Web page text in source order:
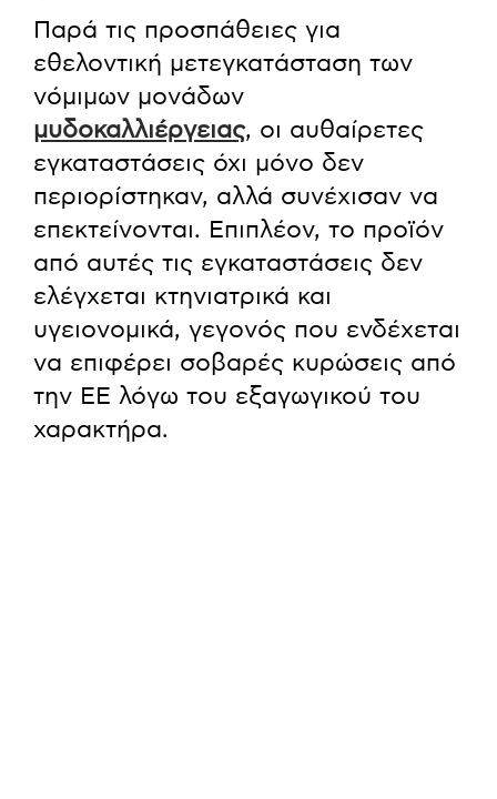
Παρά τις προσπάθειες για
εθελοντική μετεγκατάσταση των
νόμιμων μονάδων
μυδοκαλλιέργειας, οι αυθαίρετες
εγκαταστάσεις όχι μόνο δεν
περιορίστηκαν, αλλά συνέχισαν να
επεκτείνονται. Επιπλέον, το προϊόν
από αυτές τις εγκαταστάσεις δεν
ελέγχεται κτηνιατρικά και
υγειονομικά, γεγονός που ενδέχεται
να επιφέρει σοβαρές κυρώσεις από
την ΕΕ λόγω του εξαγωγικού του
χαρακτήρα.